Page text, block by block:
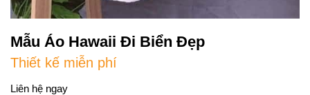
Mẫu Áo Hawaii Đi Biển Đẹp
Thiết kế miễn phí
Liên hệ ngay